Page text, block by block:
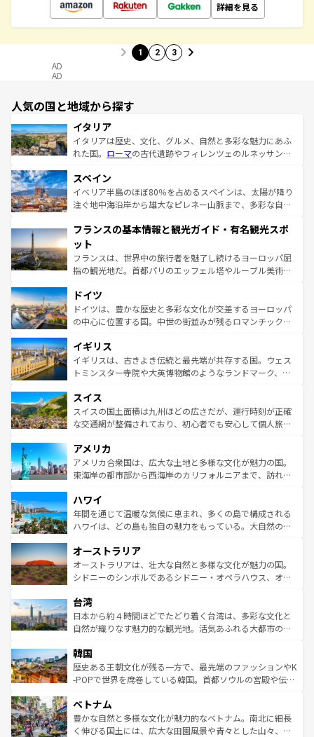
詳細を見る
1 2 3
AD
AD
人気の国と地域から探す
イタリア
イタリアは歴史、文化、グルメ、自然と多彩な魅力にあふ
れた国。 ローマの古代遺跡やフィレンツェのルネッサンス
ろん、トスカーナの美しい田園風景やアマルフィ海岸の絶
景など、自然景観も見逃せない。観光の合間には、本場の
ピザやパスタなど、絶品のイタリア料理を堪能することも
ませてくれるイタリアで、忘れられない旅をしてみよう！
なお、新着のイタリア情報は
しい。
スペイン
イベリア半島のほぼ80％を占めるスペインは、太陽が降り
注ぐ地中海沿岸から雄大なピレネー山脈まで、多彩な自然
文化が根付くこの国では、情熱的なフラメンコ、熱気あふ
れる闘牛、そして美味しいタパスが生活の一部となってい
る。首都マドリードの洗練された雰囲気や、バルセロナの
アートに溢れた街角から、地方では古代ローマ遺跡や中世
せる。地方によって風土や気候が異なるスペインはその個
性で訪れる人を魅了する。 なお、新着のスペイン情報は コ
ンテンツ一覧を参照してほしい。
フランスの基本情報と観光ガイド・有名観光スポ
ット
フランスは、世界中の旅行者を魅了し続けるヨーロッパ屈
指の観光地だ。首都パリのエッフェル塔やルーブル美術館
で、幅広い魅力が詰まっている。華麗な宮殿、歴史的な大
聖堂、美しいビーチ、そして豊かな自然が、訪れる者を心
から魅了する。また、フランスは美食の国としても知ら
いる。シャンパンの発祥地であるランス、プロヴァンスの
香り高いラベンダー畑など、多彩な楽しみ方が可能だ。さ
らに、パリ以外の地域にも魅力が溢れており、どの街角に
れる地方に足を運ぶとそれぞれで全く異なる文化を体験で
きるだろう。 なお、新着のフランス情報はコンテンツ一覧
を参照してほしい。
ドイツ
ドイツは、豊かな歴史と多彩な文化が交差するヨーロッパ
の中心に位置する国。中世の街並みが残るロマンチック街
顔を持つこの国は、どこを歩いても飽きることがない。ベ
ルリンの文化的活気、バイエルン州のアルプスの絶景、そ
してライン川沿いのワイン畑といった風景は必見。ビール
は、お酒好きな人にはぜひ体験してほしい。 なお、新着の
ドイツ情報はコンテンツ一覧を参照してほしい。
イギリス
イギリスは、古きよき伝統と最先端が共存する国。ウェス
トミンスター寺院や大英博物館のようなランドマーク、歴
リアごとに異なる魅力がある。また、優雅なアフタヌーン
ティー、ビール好きにはたまらない英国パブ、サッカー観
戦など、本場だからこそできる体験も豊富。イギリスを旅
ンツ一覧を参照してほしい。
スイス
スイスの国土面積は九州ほどの広さだが、運行時刻が正確
な交通網が整備されており、初心者でも安心して個人旅行
の建物がそのまま残る町や、スイスならではのユニークな
博物館もあり、アルプス観光だけでなく町歩きも満喫する
ことができる。国民の所得が高いため物価も高いが、旅行
ば市内交通費無料で観光を楽しむこともできる。 なお、新
着のスイス情報はコンテンツ一覧 を参照してほしい。
アメリカ
アメリカ合衆国は、広大な土地と多様な文化が魅力の国。
東海岸の都市部から西海岸のカリフォルニアまで、訪れる
のような巨大都市は、観光、ショッピング、エンターテイ
ンメントが詰まった刺激的なスポットだ。一方、アメリカ
西部には大自然が広がり、グランドキャニオンやイエロー
部のニューオーリンズでは、音楽と美食が融合した独特の
文化が魅力。旅行者はアメリカの各地域で異なる魅力を楽
しみながら、その多様性と豊かな歴史を感じることができ
ならではの贅沢な旅のスタイルだ。 なお、新着のアメリカ
情報はコンテンツ一覧を参照してほしい。
ハワイ
年間を通じて温暖な気候に恵まれ、多くの島で構成される
ハワイは、どの島も独自の魅力をもっている。大自然の神
ワイ島は見逃せない。また、定番の観光地といえばオアフ
島だが、静かな自然を求めるならマウイ島やカウアイ島が
おすすめ。エメラルドグリーンに輝く海をはじめ、豊かな
れるおもてなしの心で訪れる人々を迎えてくれるハワイの
人々、おいしいローカルフードやハワイアンミュージッ
ク、伝統的なフラダンスなど、すべてがハワイの魅力を彩
ワイを、存分に味わってほしい。 なお、新着のハワイ情報
はコンテンツ一覧を参照してほしい。
オーストラリア
オーストラリアは、壮大な自然と多様な文化が魅力の国。
シドニーのシンボルであるシドニー・オペラハウス、オー
リアリーフや大陸中央部にそびえるウルル（エアーズロッ
ク）、タスマニアの美しい原生林やケアンズの熱帯雨林な
ど、見どころがたくさん。また、カフェやワイン、オージ
いる。アクティビティも充実しており、サーフィンやダイ
ビング、ハイキングなど、アウトドア好きにはたまらな
い。オーストラリアの多彩な魅力を存分に味わいつくそ
参照してほしい。
台湾
日本から約４時間ほどでたどり着く台湾は、多彩な文化と
自然が織りなす魅力的な観光地。活気あふれる大都市の台
ン）、静ひつな山岳地帯である台湾東部など、都市の喧騒
と山間の静けさが共存しており、訪れる人に新しい発見と
驚きをもたらしてくれる。また、奥深い台湾の食文化も魅
容にもいいと評判のスイーツなど、バラエティ豊かな料理
が味わえる。 なお、新着の台湾情報は コンテンツ一覧を参
照してほしい。
韓国
歴史ある王朝文化が残る一方で、最先端のファッションやK
-POPで世界を席巻している韓国。首都ソウルの宮殿や伝統
き、地方に足を延ばせば四季折々の自然美を楽しむことが
できる。そして、キムチや焼肉、絶品のストリートフード
まで、さまざまな韓国料理が待っている。夜には、韓国な
ベトナム
豊かな自然と多様な文化が魅力的なベトナム。南北に細長
く伸びる国土には、広大な田園風景や青々とした山々、世